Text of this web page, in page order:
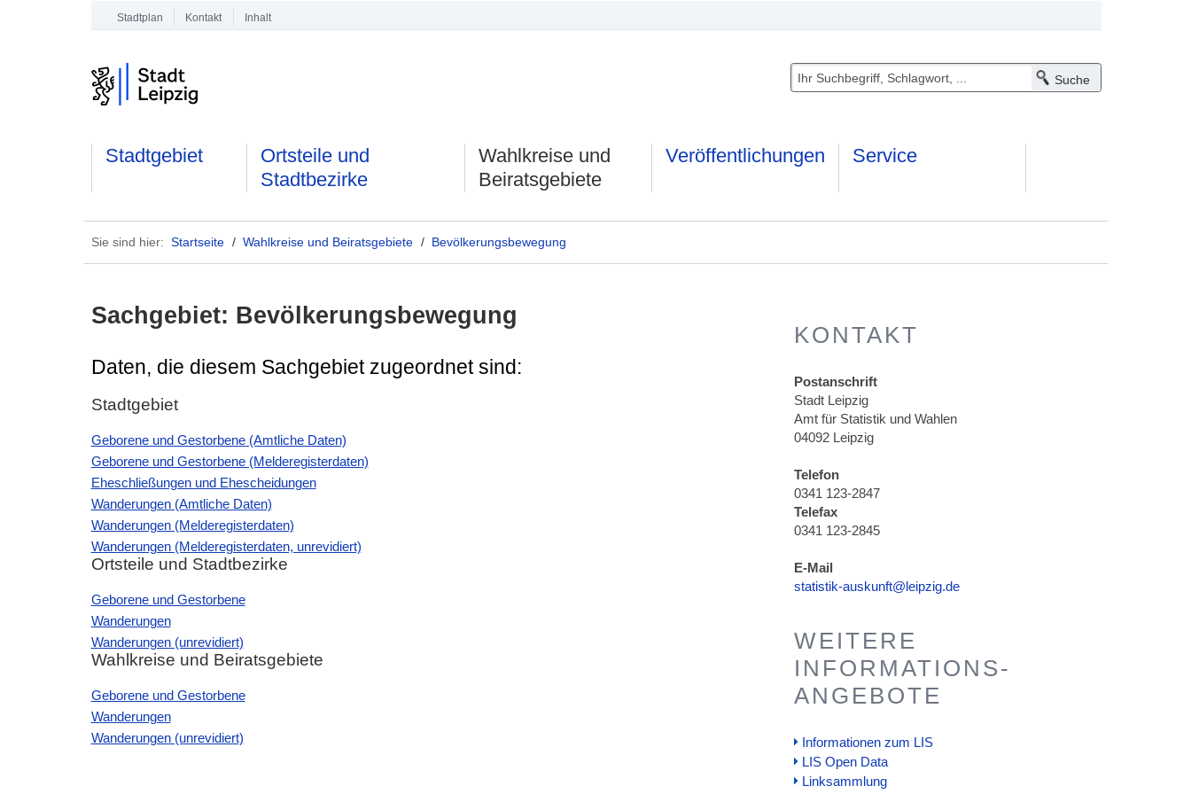
Stadtplan Kontakt Inhalt
Stadtgebiet
Ortsteile und
Stadtbezirke
Wahlkreise und
Beiratsgebiete
Veröffentlichungen Service
Sie sind hier: Startseite /Wahlkreise und Beiratsgebiete / Bevölkerungsbewegung
Sachgebiet: Bevölkerungsbewegung
Daten, die diesem Sachgebiet zugeordnet sind:
Stadtgebiet
Geborene und Gestorbene (Amtliche Daten)
Geborene und Gestorbene (Melderegisterdaten)
Eheschließungen und Ehescheidungen
Wanderungen (Amtliche Daten)
Wanderungen (Melderegisterdaten)
Wanderungen (Melderegisterdaten, unrevidiert)
Ortsteile und Stadtbezirke
Geborene und Gestorbene
Wanderungen
Wanderungen (unrevidiert)
Wahlkreise und Beiratsgebiete
Geborene und Gestorbene
Wanderungen
Wanderungen (unrevidiert)
KONTAKT
Postanschrift
Stadt Leipzig
Amt für Statistik und Wahlen
04092 Leipzig
Telefon
0341 123-2847
Telefax
0341 123-2845
E-Mail
statistik-auskunft@leipzig.de
WEITERE
INFORMATIONS-
ANGEBOTE
Informationen zum LIS
LIS Open Data
Linksammlung